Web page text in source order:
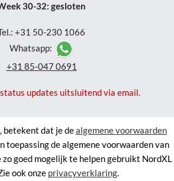
30-32: gesloten
+31 50-230 1066
Whatsapp:
+31 85-047 0691
updates uitsluitend via email.
betekent dat je dealgemene voorwaarden
toepassing de algemene voorwaarden van
goed mogelijk te helpen gebruikt NordXL
ook onze privacyverklaring.